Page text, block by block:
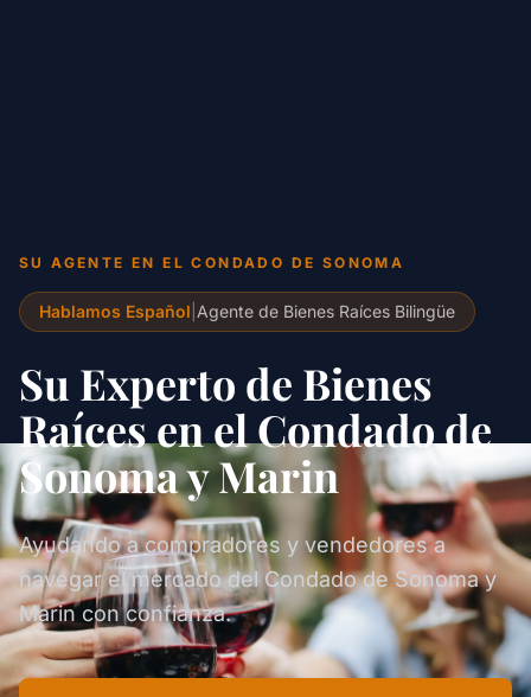
SU AGENTE EN EL CONDADO DE SONOMA
Hablamos Español Agente de Bienes Raíces Bilingüe
Su Experto de Bienes
Raíces en el Condado de
Sonoma y Marin
Ayudando a compradores y vendedores a
navegar el mercado del Condado de Sonoma y
Marin con confianza.